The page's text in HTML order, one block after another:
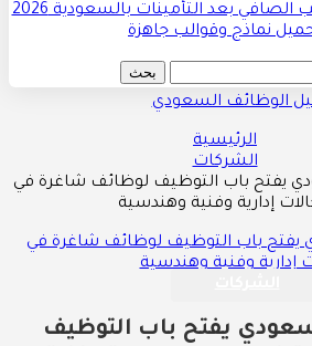
الصافي بعد التأمينات بالسعودية 2026
نماذج وقوالب جاهزة
الرئيسية
الشركات
يفتح باب التوظيف لوظائف شاغرة في
إدارية وفنية وهندسية
يفتح باب التوظيف